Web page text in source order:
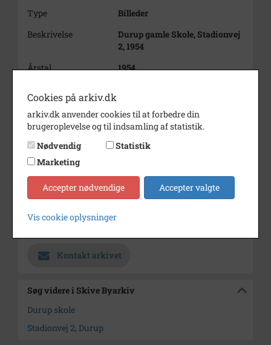
Type
Billeder
Beskrivelse
Durup gamle Skole, Stadionvej
2, 1954
Årstal
1954
Størrelse
11x8
Materiale
s/h positiv
Se på kort
Type
Sogn (1000-2050)
Enhed
Durup Sogn (Skive Kommune)
Kontakt arkivet
Søg videre i Skive Byarkiv
Durup skole
Stadionvej 2, Durup
Cookies på arkiv.dk
arkiv.dk anvender cookies til at forbedre din
brugeroplevelse og til indsamling af statistik.
Nødvendig
Statistik
Marketing
Accepter nødvendige Accepter valgte
Vis cookie oplysninger